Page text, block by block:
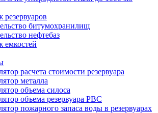
битумохранилищ
нефтебаз
емкостей
расчета стоимости резервуара
металла
объема силоса
объема резервуара РВС
пожарного запаса воды в резервуарах